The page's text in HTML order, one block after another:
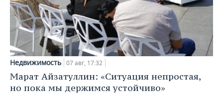
Недвижимость 07 авг, 17:32
Марат Айзатуллин: «Ситуация непростая,
но пока мы держимся устойчиво»